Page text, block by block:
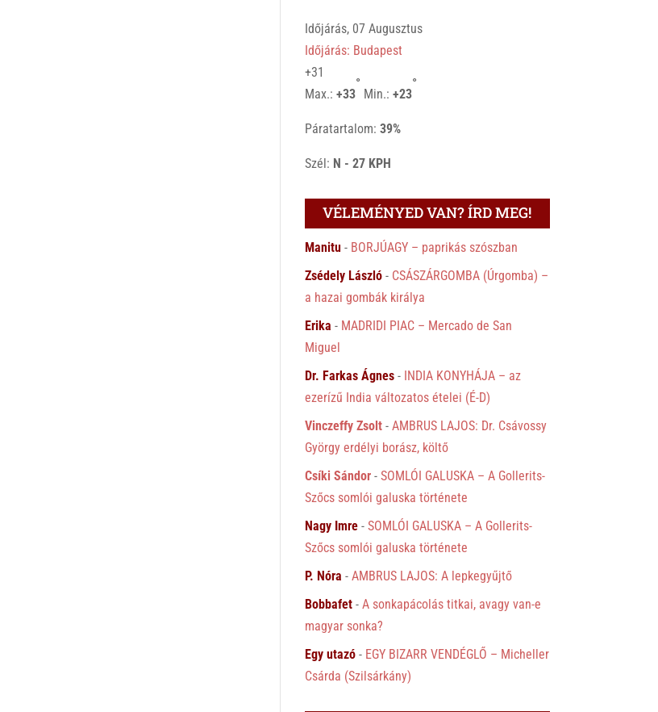
Időjárás, 07 Augusztus
Időjárás: Budapest
+31
Max.:+33
°
Min.:+23
°
Páratartalom:39%
Szél: N - 27 KPH
VÉLEMÉNYED VAN? ÍRD MEG!
Manitu - BORJÚAGY – paprikás szószban
Zsédely László - CSÁSZÁRGOMBA (Úrgomba) –
a hazai gombák királya
Erika - MADRIDI PIAC – Mercado de San
Miguel
Dr. Farkas Ágnes - INDIA KONYHÁJA – az
ezerízű India változatos ételei (É-D)
Vinczeffy Zsolt -AMBRUS LAJOS: Dr. Csávossy
György erdélyi borász, költő
Csíki Sándor -SOMLÓI GALUSKA – A Gollerits-
Szőcs somlói galuska története
Nagy Imre -SOMLÓI GALUSKA – A Gollerits-
Szőcs somlói galuska története
P. Nóra -AMBRUS LAJOS: A lepkegyűjtő
Bobbafet -A sonkapácolás titkai, avagy van-e
magyar sonka?
Egy utazó - EGY BIZARR VENDÉGLŐ – Micheller
Csárda (Szilsárkány)